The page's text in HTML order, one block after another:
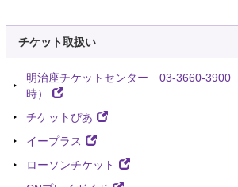
チケット取扱い
明治座チケットセンター 03-3660-3900
時）
チケットぴあ
イープラス
ローソンチケット